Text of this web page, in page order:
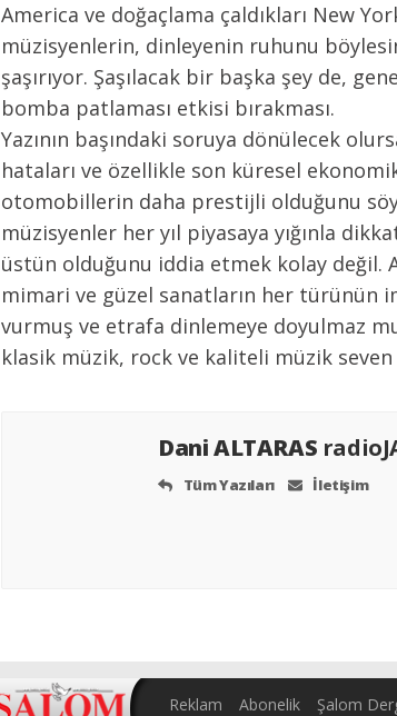
America ve doğaçlama çaldıkları New
müzisyenlerin, dinleyenin ruhunu
şaşırıyor. Şaşılacak bir başka şey de,
bomba patlaması etkisi bırakması.
Yazının başındaki soruya dönülecek
hataları ve özellikle son küresel
otomobillerin daha prestijli olduğunu
müzisyenler her yıl piyasaya yığınla
üstün olduğunu iddia etmek kolay değil.
mimari ve güzel sanatların her türünün
vurmuş ve etrafa dinlemeye doyulmaz
klasik müzik, rock ve kaliteli müzik
Dani ALTARAS
Tüm Yazıları İletişim
Reklam Abonelik Şalom